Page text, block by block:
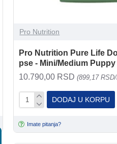
Pro Nutrition
Pro Nutrition Pure Life
pse - Mini/Medium Puppy
10.790,00 RSD(899,17
DODAJ U KORPU
Imate pitanja?